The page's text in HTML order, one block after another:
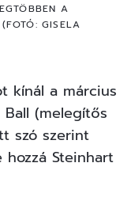
A
GISELA
kínál a március
(melegítős
szó szerint
Steinhart